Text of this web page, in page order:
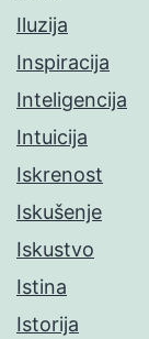
Iluzija
Inspiracija
Inteligencija
Intuicija
Iskrenost
Iskušenje
Iskustvo
Istina
Istorija